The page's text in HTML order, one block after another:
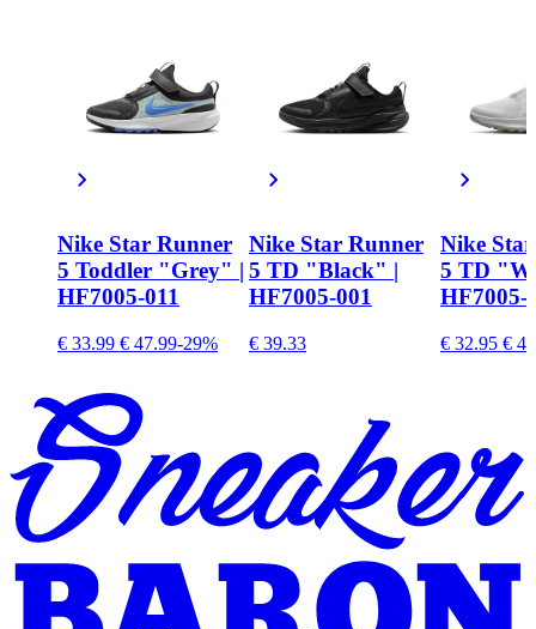
Nike Star Runner
5 Toddler "Grey" |
HF7005-011
€ 33.99 € 47.99-29%
Nike Star Runner
5 TD "Black" |
HF7005-001
€ 39.33
Nike
5 TD
HF7005-
€ 32.95 €